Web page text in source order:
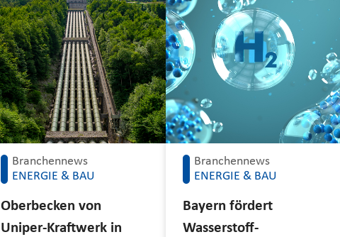
Branchennews
ENERGIE & BAU
Oberbecken von
Uniper-Kraftwerk in
Branchennews
ENERGIE & BAU
Bayern fördert
Wasserstoff-